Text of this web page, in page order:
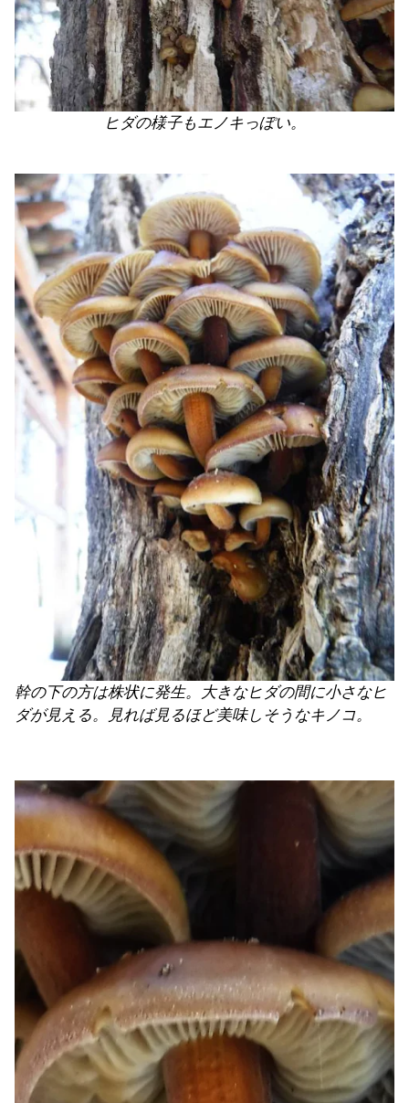
ヒダの様子もエノキっぽい。
幹の下の方は株状に発生。大きなヒダの間に小さなヒ
ダが見える。見れば見るほど美味しそうなキノコ。